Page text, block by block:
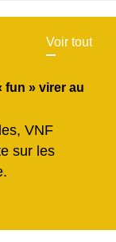
Voir tout
fun » virer au
VNF
sur les